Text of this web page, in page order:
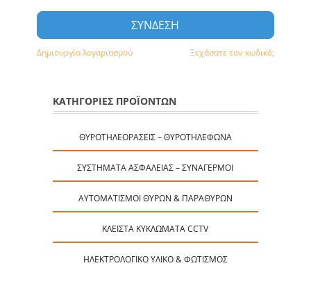
ΣΎΝΔΕΣΗ
Δημιουργία λογαριασμού Ξεχάσατε τον κωδικό;
ΚΑΤΗΓΟΡΙΕΣ ΠΡΟΪΟΝΤΩΝ
ΘΥΡΟΤΗΛΕΟΡΆΣΕΙΣ – ΘΥΡΟΤΗΛΈΦΩΝΑ
ΣΥΣΤΉΜΑΤΑ ΑΣΦΑΛΕΊΑΣ – ΣΥΝΑΓΕΡΜΟΊ
ΑΥΤΟΜΑΤΙΣΜΟΊ ΘΥΡΏΝ & ΠΑΡΑΘΎΡΩΝ
ΚΛΕΙΣΤΆ ΚΥΚΛΏΜΑΤΑ CCTV
ΗΛΕΚΤΡΟΛΟΓΙΚΌ ΥΛΙΚΌ & ΦΩΤΙΣΜΌΣ